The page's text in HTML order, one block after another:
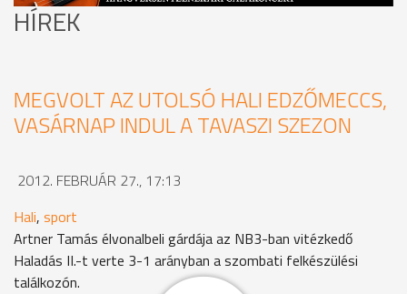
HÍREK
MEGVOLT AZ UTOLSÓ HALI EDZŐMECCS,
VASÁRNAP INDUL A TAVASZI SZEZON
2012. FEBRUÁR 27., 17:13
Hali, sport
Artner Tamás élvonalbeli gárdája az NB3-ban vitézkedő
Haladás II.-t verte 3-1 arányban a szombati felkészülési
találkozón.